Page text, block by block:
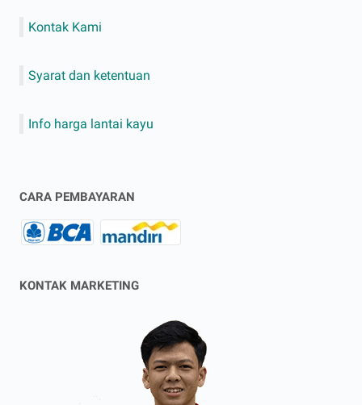
Kontak Kami
Syarat dan ketentuan
Info harga lantai kayu
CARA PEMBAYARAN
KONTAK MARKETING